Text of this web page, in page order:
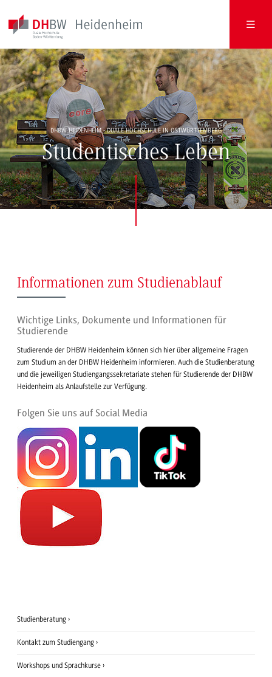
DHBW HEIDENHEIM - DUALE HOCHSCHULE IN OSTWÜRTTEMBERG
Studentisches Leben
Informationen zum Studienablauf
Wichtige Links, Dokumente und Informationen für
Studierende
Studierende der DHBW Heidenheim können sich hier über allgemeine Fragen
zum Studium an der DHBW Heidenheim informieren. Auch die Studienberatung
und die jeweiligen Studiengangssekretariate stehen für Studierende der DHBW
Heidenheim als Anlaufstelle zur Verfügung.
Folgen Sie uns auf Social Media
Studienberatung
Kontakt zum Studiengang
Workshops und Sprachkurse